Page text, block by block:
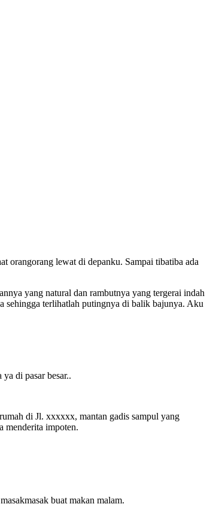
orangorang lewat di depanku. Sampai tibatiba ada
yang natural dan rambutnya yang tergerai indah
sehingga terlihatlah putingnya di balik bajunya. Aku
di pasar besar..
di Jl. xxxxxx, mantan gadis sampul yang
menderita impoten.
buat makan malam.